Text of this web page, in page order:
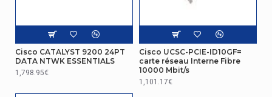
Cisco CATALYST 9200 24PT
DATA NTWK ESSENTIALS
1,798.95€
Cisco UCSC-PCIE-ID10GF=
carte réseau Interne Fibre
10000 Mbit/s
1,101.17€